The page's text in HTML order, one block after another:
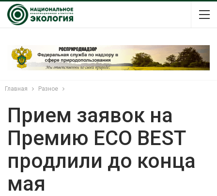
Главная Разное
Прием заявок на
Премию ECO BEST
продлили до конца
мая